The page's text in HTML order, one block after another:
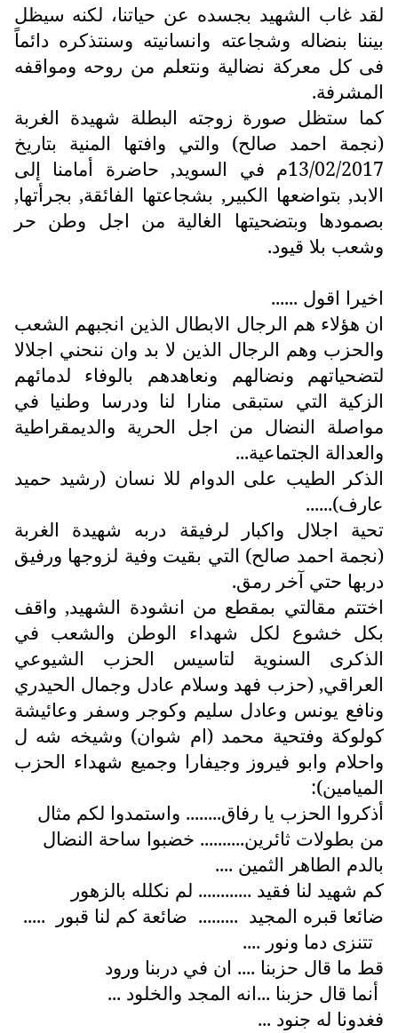
لقد غاب الشهيد بجسده عن حياتنا، لكنه سيظل
بيننا بنضاله وشجاعته وانسانيته وسنتذكره دائماً
فى كل معركة نضالية ونتعلم من روحه ومواقفه
المشرفة.
كما ستظل صورة زوجته البطلة شهيدة الغربة
(نجمة احمد صالح) والتي وافتها المنية بتاريخ
13/02/2017م في السويد, حاضرة أمامنا إلى
الابد, بتواضعها الكبير, بشجاعتها الفائقة, بجرأتها,
بصمودها وبتضحيتها الغالية من اجل وطن حر
وشعب بلا قيود.
اخيرا اقول ......
ان هؤلاء هم الرجال الابطال الذين انجبهم الشعب
والحزب وهم الرجال الذين لا بد وان ننحني اجلالا
لتضحياتهم ونضالهم ونعاهدهم بالوفاء لدمائهم
الزكية التي ستبقى منارا لنا ودرسا وطنيا في
مواصلة النضال من اجل الحرية والديمقراطية
والعدالة الجتماعية...
الذكر الطيب على الدوام للا نسان (رشيد حميد
عارف)......
تحية اجلال واكبار لرفيقة دربه شهيدة الغربة
(نجمة احمد صالح) التي بقيت وفية لزوجها ورفيق
دربها حتي آخر رمق.
اختتم مقالتي بمقطع من انشودة الشهيد, واقف
بكل خشوع لكل شهداء الوطن والشعب في
الذكرى السنوية لتاسيس الحزب الشيوعي
العراقي, (حزب فهد وسلام عادل وجمال الحيدري
ونافع يونس وعادل سليم وكوجر وسفر وعائيشة
كولوكة وفتحية محمد (ام شوان) وشيخه شه ل
واحلام وابو فيروز وجيفارا وجميع شهداء الحزب
الميامين):
أذكروا الحزب يا رفاق........ واستمدوا لكم مثال
من بطولات ثائرين.......... خضبوا ساحة النضال
بالدم الطاهر الثمين ....
كم شهيد لنا فقيد ............ لم نكلله بالزهور
ضائعا قبره المجيد ......... ضائعة كم لنا قبور .....
تتنزى دما ونور ....
قط ما قال حزبنا .... ان في دربنا ورود
أنما قال حزبنا ...انه المجد والخلود ...
فغدونا له جنود ...